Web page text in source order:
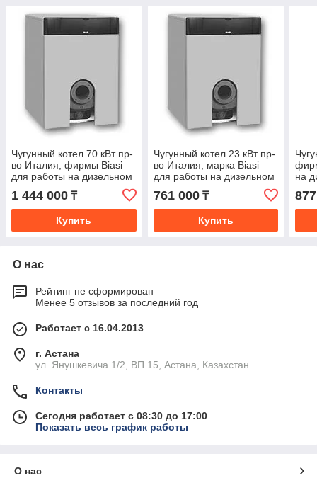
Чугунный котел 70 кВт пр-
во Италия, фирмы Biasi
для работы на дизельном
и газовом топливе
1 444 000 ₸
Купить
Чугунный котел 23 кВт пр-
во Италия, марка Biasi
для работы на дизельном
и газовом топливе
761 000₸
Купить
на
О нас
Рейтинг не сформирован
Менее 5 отзывов за последний год
Работает с 16.04.2013
г. Астана
ул. Янушкевича 1/2, ВП 15, Астана, Казахстан
Контакты
Сегодня работает с 08:30 до 17:00
Показать весь график работы
О нас